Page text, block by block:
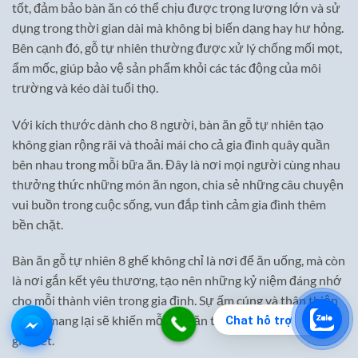
Chat hỗ trợ
tốt, đảm bảo bàn ăn có thể chịu được trọng lượng lớn và sử
dụng trong thời gian dài mà không bị biến dạng hay hư hỏng.
Bên cạnh đó, gỗ tự nhiên thường được xử lý chống mối mọt,
ẩm mốc, giúp bảo vệ sản phẩm khỏi các tác động của môi
trường và kéo dài tuổi thọ.
Với kích thước dành cho 8 người, bàn ăn gỗ tự nhiên tạo
không gian rộng rãi và thoải mái cho cả gia đình quây quần
bên nhau trong mỗi bữa ăn. Đây là nơi mọi người cùng nhau
thưởng thức những món ăn ngon, chia sẻ những câu chuyện
vui buồn trong cuộc sống, vun đắp tình cảm gia đình thêm
bền chặt.
Bàn ăn gỗ tự nhiên 8 ghế không chỉ là nơi để ăn uống, mà còn
là nơi gắn kết yêu thương, tạo nên những kỷ niệm đáng nhớ
cho mỗi thành viên trong gia đình. Sự ấm cúng và thân thiện
mà nó mang lại sẽ khiến mỗi bữa ăn trở nên ý nghĩa hơn bao
giờ hết.